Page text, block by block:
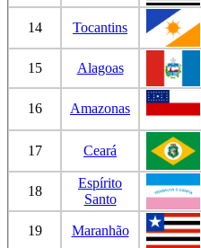
14 Tocantins
15 Alagoas
16 Amazonas
17 Ceará
18
Espírito
Santo
19 Maranhão